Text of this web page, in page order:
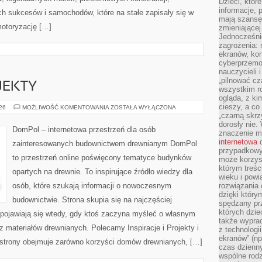
sukcesów i samochodów, które na stałe zapisały się w
[…]
MOŻLIWOŚĆ KOMENTOWANIA INSPIRACJE
ZOSTAŁA WYŁĄCZONA
DomPol – internetowa przestrzeń dla osób
zainteresowanych budownictwem drewnianym DomPol
to przestrzeń online poświęcony tematyce budynków
opartych na drewnie. To inspirujące źródło wiedzy dla
osób, które szukają informacji o nowoczesnym
budownictwie. Strona skupia się na najczęściej
się wtedy, gdy ktoś zaczyna myśleć o własnym
materiałów drewnianych. Polecamy Inspiracje i Projekty i
obejmuje zarówno korzyści domów drewnianych, […]
informacje,
mają
zagrożenia:
ekranów,
nauczycieli
„pilnować
wszystkim
ogląda, z
cieszy, a co
„czarną
dorosły
znaczenie
internetowa
może
którym
wieku i
rozwiązania
dzięki
spędzany
których
także
z
ekranów”
czas
wspólne